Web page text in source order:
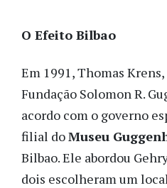
O Efeito Bilbao
Em 1991, Thomas
Fundação Solomon R.
acordo com o governo
filial doMuseu
Bilbao. Ele abordou
dois escolheram um